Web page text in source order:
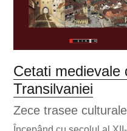
Cetati medievale
Transilvaniei
Zece trasee culturale